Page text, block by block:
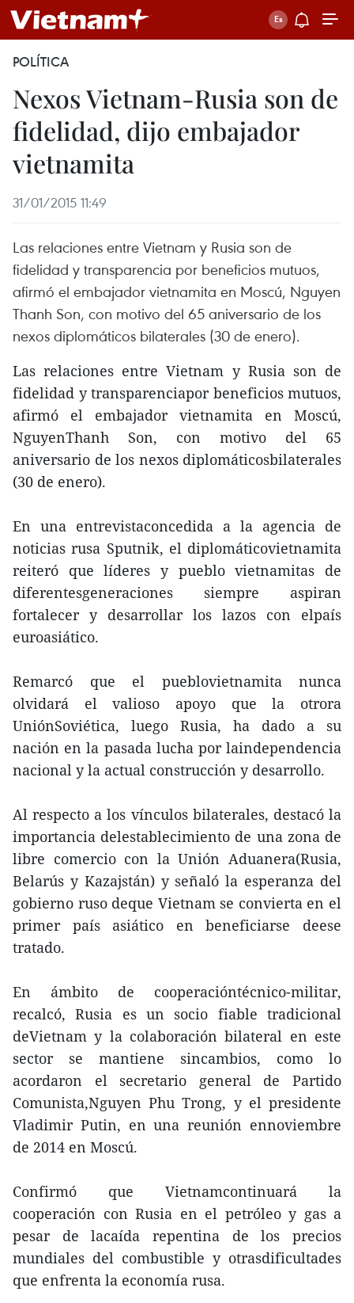
POLÍTICA
Nexos Vietnam-Rusia son de
fidelidad, dijo embajador
vietnamita
31/01/2015 11:49
Las relaciones entre Vietnam y Rusia son de
fidelidad y transparencia por beneficios mutuos,
afirmó el embajador vietnamita en Moscú, Nguyen
Thanh Son, con motivo del 65 aniversario de los
nexos diplomáticos bilaterales (30 de enero).
Las relaciones entre Vietnam y Rusia son de
fidelidad y transparenciapor beneficios mutuos,
afirmó el embajador vietnamita en Moscú,
NguyenThanh Son, con motivo del 65
aniversario de los nexos diplomáticosbilaterales
(30 de enero).
En una entrevistaconcedida a la agencia de
noticias rusa Sputnik, el diplomáticovietnamita
reiteró que líderes y pueblo vietnamitas de
diferentesgeneraciones siempre aspiran
fortalecer y desarrollar los lazos con elpaís
euroasiático.
Remarcó que el pueblovietnamita nunca
olvidará el valioso apoyo que la otrora
UniónSoviética, luego Rusia, ha dado a su
nación en la pasada lucha por laindependencia
nacional y la actual construcción y desarrollo.
Al respecto a los vínculos bilaterales, destacó la
importancia delestablecimiento de una zona de
libre comercio con la Unión Aduanera(Rusia,
Belarús y Kazajstán) y señaló la esperanza del
gobierno ruso deque Vietnam se convierta en el
primer país asiático en beneficiarse deese
tratado.
En ámbito de cooperacióntécnico-militar,
recalcó, Rusia es un socio fiable tradicional
deVietnam y la colaboración bilateral en este
sector se mantiene sincambios, como lo
acordaron el secretario general de Partido
Comunista,Nguyen Phu Trong, y el presidente
Vladimir Putin, en una reunión ennoviembre
de 2014 en Moscú.
Confirmó que Vietnamcontinuará la
cooperación con Rusia en el petróleo y gas a
pesar de lacaída repentina de los precios
mundiales del combustible y otrasdificultades
que enfrenta la economía rusa.